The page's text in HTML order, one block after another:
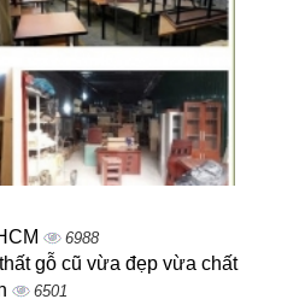
6988
gỗ cũ vừa đẹp vừa chất
6501